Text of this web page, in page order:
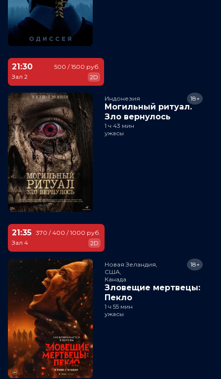
21:30
Зал 2
500 / 1500 руб.
2D
Индонезия
Могильный ритуал.
Зло вернулось
18+
1 ч 43 мин
ужасы
21:35
Зал 4
370 / 400 / 1000 руб.
2D
Новая Зеландия,
США,
Канада
Зловещие мертвецы:
Пекло
18+
1 ч 55 мин
ужасы